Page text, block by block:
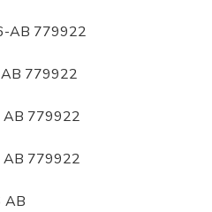
AB 779922
AB 779922
AB 779922
AB 779922
AB